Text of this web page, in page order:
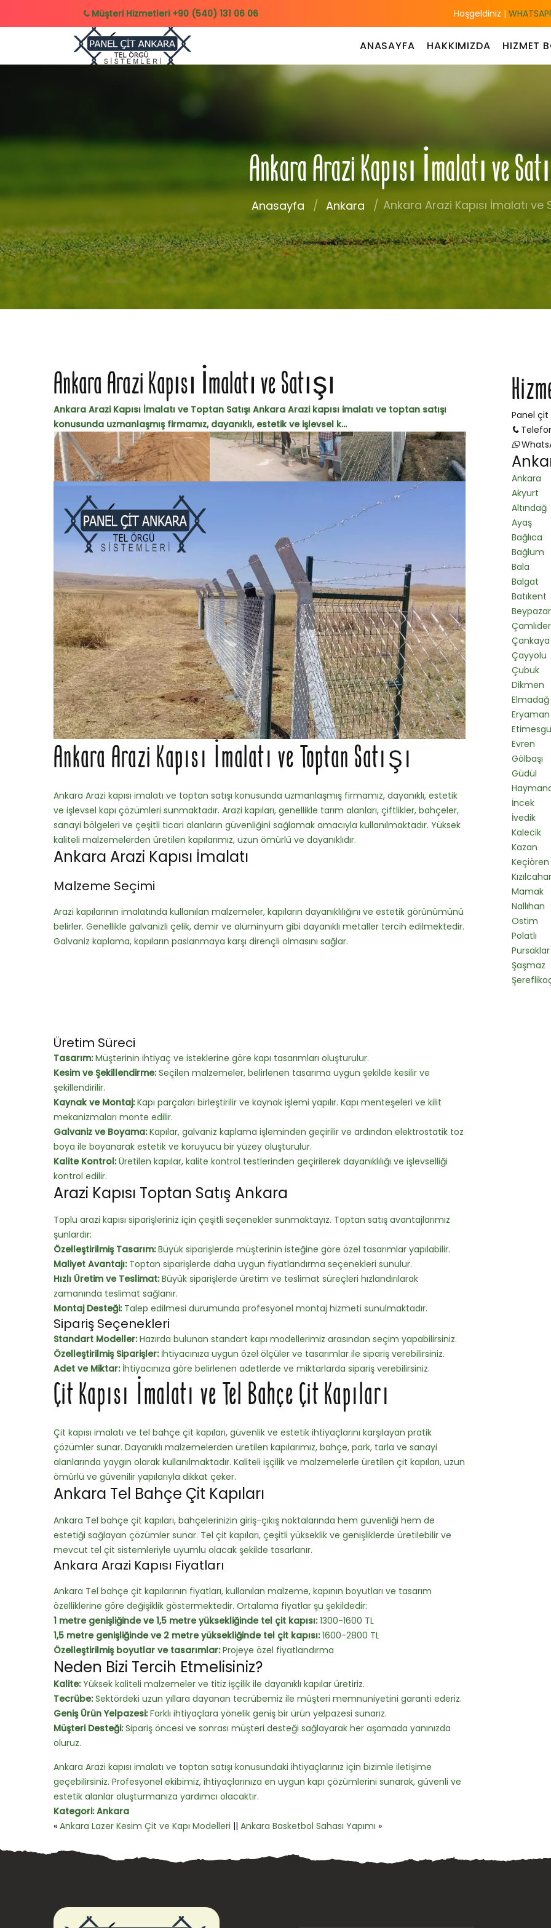
Müşteri Hizmetleri +90 (540) 131 06 06 Hoşgeldiniz |
ANASAYFA HAKKIMIZDA HIZMET
Ankara Arazi Kapısı İmalatı ve
Anasayfa Ankara Ankara Arazi Kapısı İmalatı ve
Panel çit
Ankara
Akyurt
Altındağ
Ayaş
Bağlıca
Bağlum
Bala
Balgat
Batıkent
Çankaya
Çayyolu
Çubuk
Dikmen
Elmadağ
Eryaman
Evren
Gölbaşı
Güdül
İncek
İvedik
Kalecik
Kazan
Keçiören
Mamak
Nallıhan
Ostim
Polatlı
Pursaklar
Şaşmaz
Ankara Arazi Kapısı İmalatı ve Satışı
Ankara Arazi Kapısı İmalatı ve Toptan Satışı Ankara Arazi kapısı imalatı ve toptan satışı
konusunda uzmanlaşmış firmamız, dayanıklı, estetik ve işlevsel k...
Ankara Arazi Kapısı İmalatı ve Toptan Satışı
Ankara Arazi kapısı imalatı ve toptan satışı konusunda uzmanlaşmış firmamız, dayanıklı, estetik
ve işlevsel kapı çözümleri sunmaktadır. Arazi kapıları, genellikle tarım alanları, çiftlikler, bahçeler,
sanayi bölgeleri ve çeşitli ticari alanların güvenliğini sağlamak amacıyla kullanılmaktadır. Yüksek
kaliteli malzemelerden üretilen kapılarımız, uzun ömürlü ve dayanıklıdır.
Ankara Arazi Kapısı İmalatı
Malzeme Seçimi
Arazi kapılarının imalatında kullanılan malzemeler, kapıların dayanıklılığını ve estetik görünümünü
belirler. Genellikle galvanizli çelik, demir ve alüminyum gibi dayanıklı metaller tercih edilmektedir.
Galvaniz kaplama, kapıların paslanmaya karşı dirençli olmasını sağlar.
Üretim Süreci
Tasarım:Müşterinin ihtiyaç ve isteklerine göre kapı tasarımları oluşturulur.
Kesim ve Şekillendirme:Seçilen malzemeler, belirlenen tasarıma uygun şekilde kesilir ve
şekillendirilir.
Kaynak ve Montaj:Kapı parçaları birleştirilir ve kaynak işlemi yapılır. Kapı menteşeleri ve kilit
mekanizmaları monte edilir.
Galvaniz ve Boyama:Kapılar, galvaniz kaplama işleminden geçirilir ve ardından elektrostatik toz
boya ile boyanarak estetik ve koruyucu bir yüzey oluşturulur.
Kalite Kontrol:Üretilen kapılar, kalite kontrol testlerinden geçirilerek dayanıklılığı ve işlevselliği
kontrol edilir.
Arazi Kapısı Toptan Satış Ankara
Toplu arazi kapısı siparişleriniz için çeşitli seçenekler sunmaktayız. Toptan satış avantajlarımız
şunlardır:
Özelleştirilmiş Tasarım:Büyük siparişlerde müşterinin isteğine göre özel tasarımlar yapılabilir.
Maliyet Avantajı:Toptan siparişlerde daha uygun fiyatlandırma seçenekleri sunulur.
Hızlı Üretim ve Teslimat:Büyük siparişlerde üretim ve teslimat süreçleri hızlandırılarak
zamanında teslimat sağlanır.
Montaj Desteği:Talep edilmesi durumunda profesyonel montaj hizmeti sunulmaktadır.
Sipariş Seçenekleri
Standart Modeller:Hazırda bulunan standart kapı modellerimiz arasından seçim yapabilirsiniz.
Özelleştirilmiş Siparişler:İhtiyacınıza uygun özel ölçüler ve tasarımlar ile sipariş verebilirsiniz.
Adet ve Miktar:İhtiyacınıza göre belirlenen adetlerde ve miktarlarda sipariş verebilirsiniz.
Çit Kapısı İmalatı ve Tel Bahçe Çit Kapıları
Çit kapısı imalatı ve tel bahçe çit kapıları, güvenlik ve estetik ihtiyaçlarını karşılayan pratik
çözümler sunar. Dayanıklı malzemelerden üretilen kapılarımız, bahçe, park, tarla ve sanayi
alanlarında yaygın olarak kullanılmaktadır. Kaliteli işçilik ve malzemelerle üretilen çit kapıları, uzun
ömürlü ve güvenilir yapılarıyla dikkat çeker.
Ankara Tel Bahçe Çit Kapıları
Ankara Tel bahçe çit kapıları, bahçelerinizin giriş-çıkış noktalarında hem güvenliği hem de
estetiği sağlayan çözümler sunar. Tel çit kapıları, çeşitli yükseklik ve genişliklerde üretilebilir ve
mevcut tel çit sistemleriyle uyumlu olacak şekilde tasarlanır.
Ankara Arazi Kapısı Fiyatları
Ankara Tel bahçe çit kapılarının fiyatları, kullanılan malzeme, kapının boyutları ve tasarım
özelliklerine göre değişiklik göstermektedir. Ortalama fiyatlar şu şekildedir:
1 metre genişliğinde ve 1,5 metre yüksekliğinde tel çit kapısı:1300-1600 TL
1,5 metre genişliğinde ve 2 metre yüksekliğinde tel çit kapısı:1600-2800 TL
Özelleştirilmiş boyutlar ve tasarımlar:Projeye özel fiyatlandırma
Neden Bizi Tercih Etmelisiniz?
Kalite:Yüksek kaliteli malzemeler ve titiz işçilik ile dayanıklı kapılar üretiriz.
Tecrübe:Sektördeki uzun yıllara dayanan tecrübemiz ile müşteri memnuniyetini garanti ederiz.
Geniş Ürün Yelpazesi:Farklı ihtiyaçlara yönelik geniş bir ürün yelpazesi sunarız.
Müşteri Desteği:Sipariş öncesi ve sonrası müşteri desteği sağlayarak her aşamada yanınızda
oluruz.
Ankara Arazi kapısı imalatı ve toptan satışı konusundaki ihtiyaçlarınız için bizimle iletişime
geçebilirsiniz. Profesyonel ekibimiz, ihtiyaçlarınıza en uygun kapı çözümlerini sunarak, güvenli ve
estetik alanlar oluşturmanıza yardımcı olacaktır.
Kategori:Ankara
«Ankara Lazer Kesim Çit ve Kapı Modelleri ||Ankara Basketbol Sahası Yapımı »